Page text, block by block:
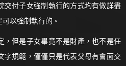
交付子女強制執行的方式均有做詳盡
以強制執行的。
，但是子女畢竟不是財產，也不是任
字規範，僅僅只是代表父母有會面交